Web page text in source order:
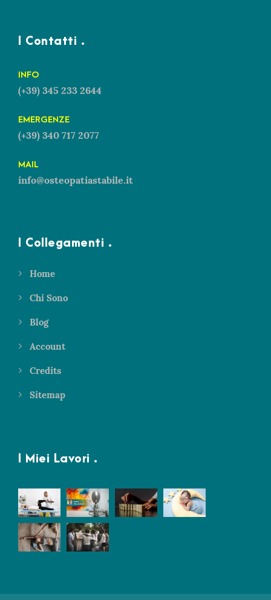
I Contatti .
INFO
(+39) 345 233 2644
EMERGENZE
(+39) 340 717 2077
MAIL
info@osteopatiastabile.it
I Collegamenti .
Home
Chi Sono
Blog
Account
Credits
Sitemap
I Miei Lavori .